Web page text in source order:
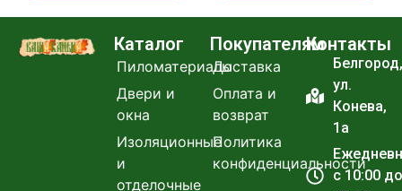
Каталог
Пиломатериалы
Двери и
окна
Изоляционные
и
отделочные
Покупателям
Доставка
Оплата и
возврат
Политика
конфиденциальности
Контакты
Белгород,
ул.
Конева,
1а
с 10:00 до